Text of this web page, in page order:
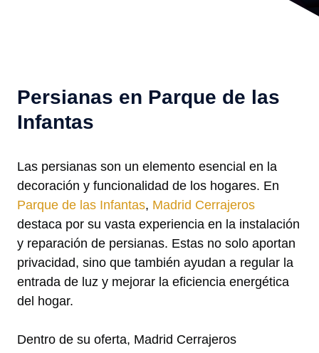
Persianas en Parque de las
Infantas
Las persianas son un elemento esencial en la
decoración y funcionalidad de los hogares. En
Parque de las Infantas, Madrid Cerrajeros
destaca por su vasta experiencia en la instalación
y reparación de persianas. Estas no solo aportan
privacidad, sino que también ayudan a regular la
entrada de luz y mejorar la eficiencia energética
del hogar.
Dentro de su oferta, Madrid Cerrajeros